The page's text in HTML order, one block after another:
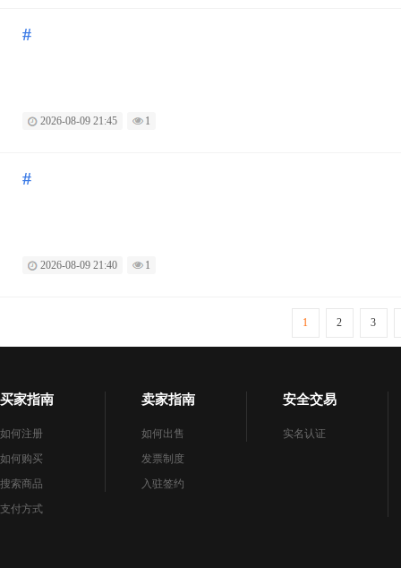
#
2026-08-09 21:45 1
#
2026-08-09 21:40 1
1 2 3
买家指南
如何注册
如何购买
搜索商品
支付方式
卖家指南
如何出售
发票制度
入驻签约
安全交易
实名认证